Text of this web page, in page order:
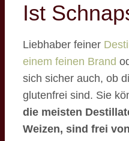
Ist
Liebhaber feiner
einem feinen Brand
sich sicher auch, ob
glutenfrei sind. Sie
die meisten
Weizen, sind frei